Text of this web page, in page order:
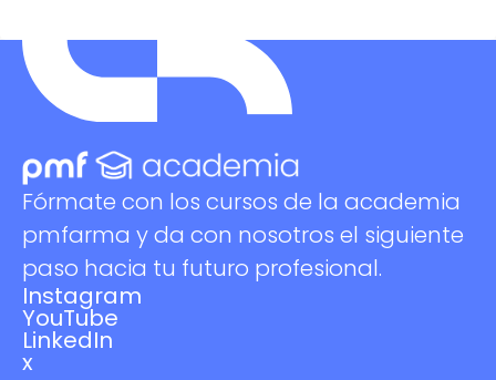
Fórmate con los cursos de la academia
pmfarma y da con nosotros el siguiente
paso hacia tu futuro profesional.
Instagram
YouTube
LinkedIn
x